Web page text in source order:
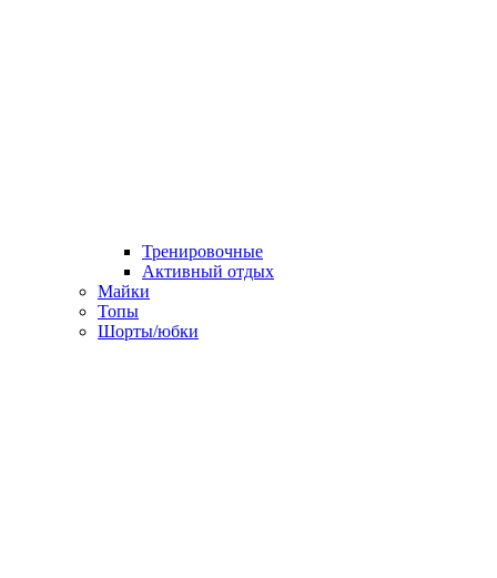
Тренировочные
Активный отдых
Майки
Топы
Шорты/юбки